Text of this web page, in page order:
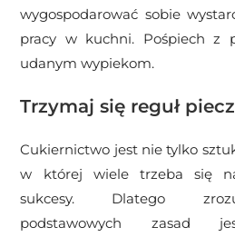
wygospodarować sobie
pracy w kuchni. Pośpiech z
udanym wypiekom.
Trzymaj się reguł
Cukiernictwo jest nie tylko
w której wiele trzeba się
sukcesy. Dlatego
podstawowych zasad